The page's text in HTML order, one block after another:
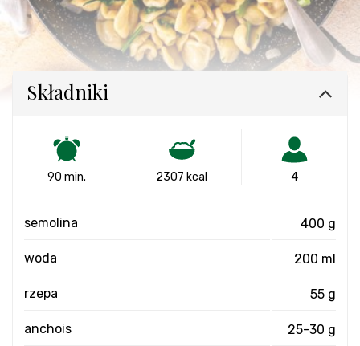
Składniki
90 min. 2307 kcal 4
semolina 400 g
woda 200 ml
rzepa 55 g
anchois 25-30 g